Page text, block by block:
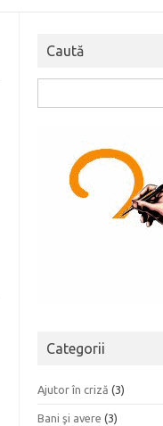
Caută
după:
Categorii
Ajutor în criză (3)
Bani şi avere (3)